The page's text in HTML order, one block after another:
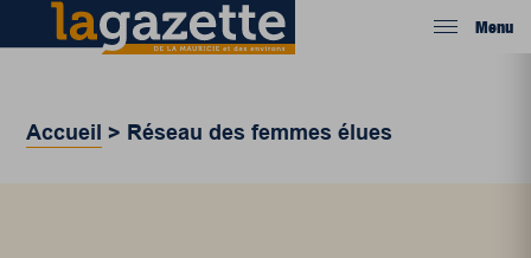
Menu
Accueil > Réseau des femmes élues